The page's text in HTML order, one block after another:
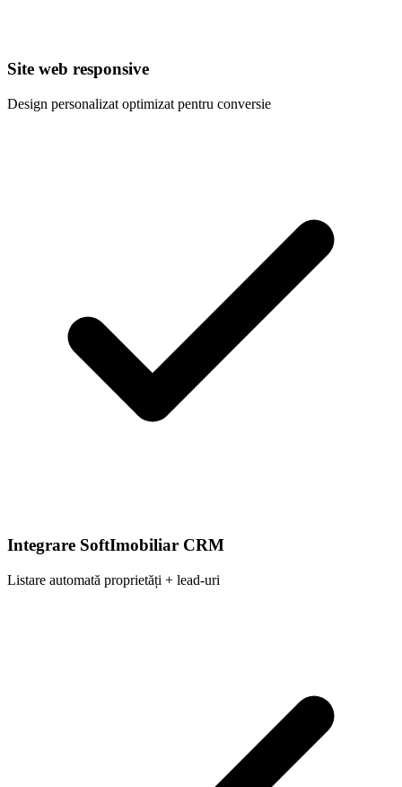
Site web responsive
Design personalizat optimizat pentru conversie
Integrare SoftImobiliar CRM
Listare automată proprietăți + lead-uri